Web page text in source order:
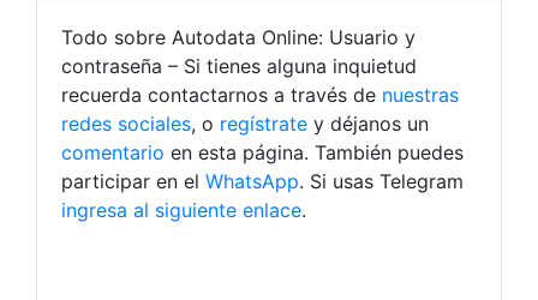
Todo sobre Autodata Online: Usuario y
contraseña – Si tienes alguna inquietud
recuerda contactarnos a través de nuestras
redes sociales, o regístrate y déjanos un
comentario en esta página. También puedes
participar en el WhatsApp. Si usas Telegram
ingresa al siguiente enlace.